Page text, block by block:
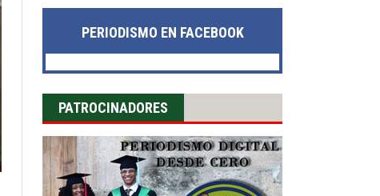
Posted on 30 Jul 2026 - 0 Comments
PERIODISMO EN FACEBOOK
PATROCINADORES